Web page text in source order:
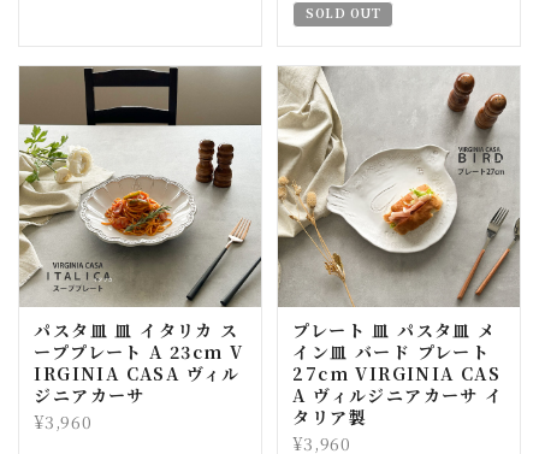
SOLD OUT
パスタ皿 皿 イタリカ ス
ーププレート A 23cm V
IRGINIA CASA ヴィル
ジニアカーサ
¥3,960
プレート 皿 パスタ皿 メ
イン皿 バード プレート
27cm VIRGINIA CAS
A ヴィルジニアカーサ イ
タリア製
¥3,960